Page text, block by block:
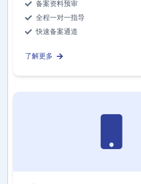
备案资料预审
全程一对一指导
快速备案通道
了解更多